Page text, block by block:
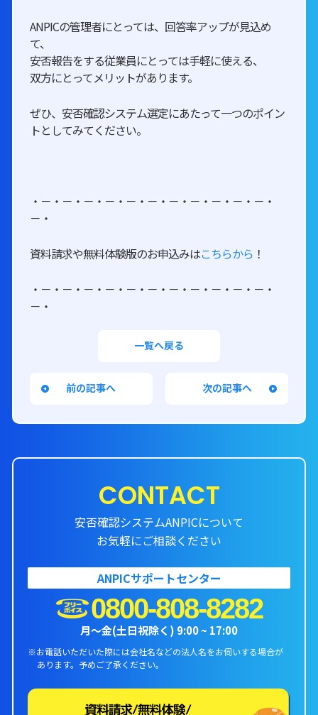
ANPICの管理者にとっては、回答率アップが見込め
て、
安否報告をする従業員にとっては手軽に使える、
双方にとってメリットがあります。
ぜひ、安否確認システム選定にあたって一つのポイン
トとしてみてください。
・－・－・－・－・－・－・－・－・－・－・－・
－・
資料請求や無料体験版のお申込みはこちらから ！
・－・－・－・－・－・－・－・－・－・－・－・
－・
一覧へ戻る
前の記事へ 次の記事へ
CONTACT
安否確認システムANPICについて
お気軽にご相談ください
ANPICサポートセンター
0800-808-8282
月〜金(土日祝除く) 9:00 ~ 17:00
※お電話いただいた際には会社名などの法人名をお伺いする場合が
あります。 予めご了承ください。